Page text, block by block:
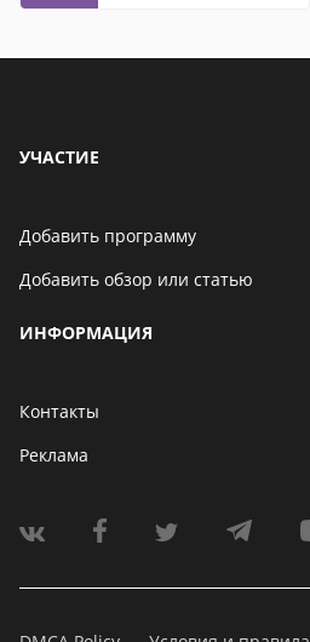
УЧАСТИЕ
Добавить программу
Добавить обзор или статью
ИНФОРМАЦИЯ
Контакты
Реклама